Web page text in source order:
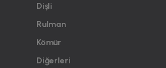
Dişli
Rulman
Kömür
Diğerleri